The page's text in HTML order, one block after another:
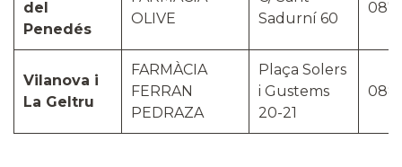
del
Penedés
OLIVE
Sadurní 60
Vilanova i
La Geltru
FARMÀCIA
FERRAN
PEDRAZA
Plaça Solers
i Gustems
20-21